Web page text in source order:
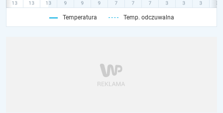
Temperatura Temp. odczuwalna